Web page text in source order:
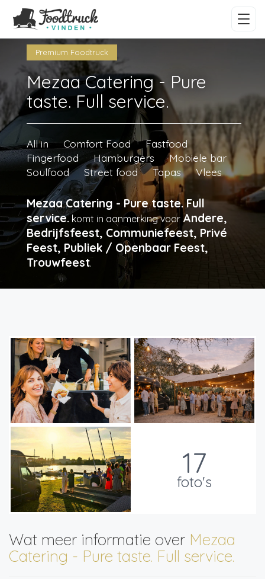
Premium Foodtruck
Mezaa Catering - Pure
taste. Full service.
All in Comfort Food
Fastfood
Fingerfood
Hamburgers
Mobiele bar
Soulfood
Street food Tapas Vlees
Mezaa Catering - Pure taste. Full
service. komt in aanmerking voor Andere,
Bedrijfsfeest, Communiefeest, Privé
Feest, Publiek / Openbaar Feest,
Trouwfeest.
17
foto's
Wat meer informatie over Mezaa
Catering - Pure taste. Full service.